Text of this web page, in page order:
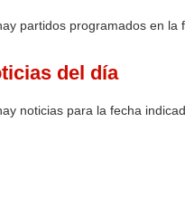
partidos programados en la
del día
noticias para la fecha